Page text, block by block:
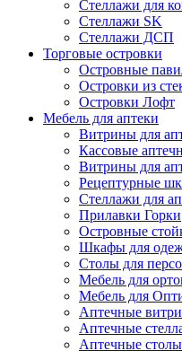
Стеллажи для
Стеллажи SK
Стеллажи ДСП
Торговые островки
Островные
Островки из
Островки Лофт
Мебель для аптеки
Витрины для
Кассовые
Витрины для
Рецептурные
Стеллажи для
Прилавки Горки
Островные
Шкафы для
Столы для
Мебель для
Мебель для
Аптечные
Аптечные
Аптечные столы